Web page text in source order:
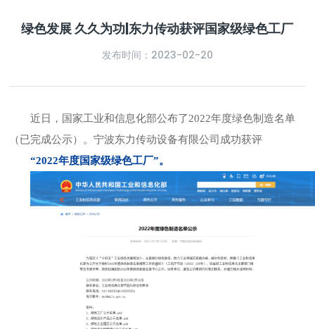
绿色发展 久久为功|东力传动获评国家级绿色工厂
发布时间：2023-02-20
近日，国家工业和信息化部公布了2022年度绿色制造名单
（已完成公示）。宁波东力传动设备有限公司成功获评
“2022年度国家级绿色工厂”。